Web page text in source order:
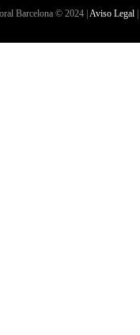
Barcelona © 2024 | Aviso Legal|